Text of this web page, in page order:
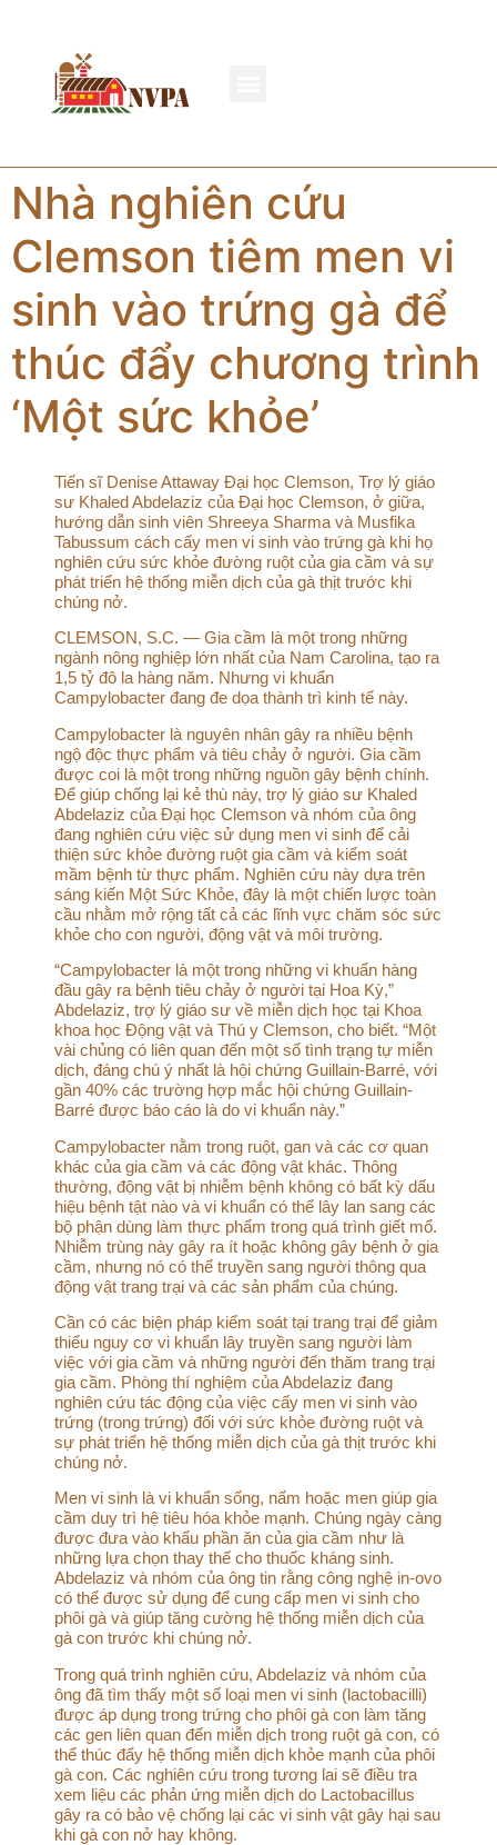
Nhà nghiên cứu
Clemson tiêm men vi
sinh vào trứng gà để
thúc đẩy chương trình
‘Một sức khỏe’
Tiến sĩ Denise Attaway Đại học Clemson, Trợ lý giáo
sư Khaled Abdelaziz của Đại học Clemson, ở giữa,
hướng dẫn sinh viên Shreeya Sharma và Musfika
Tabussum cách cấy men vi sinh vào trứng gà khi họ
nghiên cứu sức khỏe đường ruột của gia cầm và sự
phát triển hệ thống miễn dịch của gà thịt trước khi
chúng nở.
CLEMSON, S.C. — Gia cầm là một trong những
ngành nông nghiệp lớn nhất của Nam Carolina, tạo ra
1,5 tỷ đô la hàng năm. Nhưng vi khuẩn
Campylobacter đang đe dọa thành trì kinh tế này.
Campylobacter là nguyên nhân gây ra nhiều bệnh
ngộ độc thực phẩm và tiêu chảy ở người. Gia cầm
được coi là một trong những nguồn gây bệnh chính.
Để giúp chống lại kẻ thù này, trợ lý giáo sư Khaled
Abdelaziz của Đại học Clemson và nhóm của ông
đang nghiên cứu việc sử dụng men vi sinh để cải
thiện sức khỏe đường ruột gia cầm và kiểm soát
mầm bệnh từ thực phẩm. Nghiên cứu này dựa trên
sáng kiến Một Sức Khỏe, đây là một chiến lược toàn
cầu nhằm mở rộng tất cả các lĩnh vực chăm sóc sức
khỏe cho con người, động vật và môi trường.
“Campylobacter là một trong những vi khuẩn hàng
đầu gây ra bệnh tiêu chảy ở người tại Hoa Kỳ,”
Abdelaziz, trợ lý giáo sư về miễn dịch học tại Khoa
khoa học Động vật và Thú y Clemson, cho biết. “Một
vài chủng có liên quan đến một số tình trạng tự miễn
dịch, đáng chú ý nhất là hội chứng Guillain-Barré, với
gần 40% các trường hợp mắc hội chứng Guillain-
Barré được báo cáo là do vi khuẩn này.”
Campylobacter nằm trong ruột, gan và các cơ quan
khác của gia cầm và các động vật khác. Thông
thường, động vật bị nhiễm bệnh không có bất kỳ dấu
hiệu bệnh tật nào và vi khuẩn có thể lây lan sang các
bộ phận dùng làm thực phẩm trong quá trình giết mổ.
Nhiễm trùng này gây ra ít hoặc không gây bệnh ở gia
cầm, nhưng nó có thể truyền sang người thông qua
động vật trang trại và các sản phẩm của chúng.
Cần có các biện pháp kiểm soát tại trang trại để giảm
thiểu nguy cơ vi khuẩn lây truyền sang người làm
việc với gia cầm và những người đến thăm trang trại
gia cầm. Phòng thí nghiệm của Abdelaziz đang
nghiên cứu tác động của việc cấy men vi sinh vào
trứng (trong trứng) đối với sức khỏe đường ruột và
sự phát triển hệ thống miễn dịch của gà thịt trước khi
chúng nở.
Men vi sinh là vi khuẩn sống, nấm hoặc men giúp gia
cầm duy trì hệ tiêu hóa khỏe mạnh. Chúng ngày càng
được đưa vào khẩu phần ăn của gia cầm như là
những lựa chọn thay thế cho thuốc kháng sinh.
Abdelaziz và nhóm của ông tin rằng công nghệ in-ovo
có thể được sử dụng để cung cấp men vi sinh cho
phôi gà và giúp tăng cường hệ thống miễn dịch của
gà con trước khi chúng nở.
Trong quá trình nghiên cứu, Abdelaziz và nhóm của
ông đã tìm thấy một số loại men vi sinh (lactobacilli)
được áp dụng trong trứng cho phôi gà con làm tăng
các gen liên quan đến miễn dịch trong ruột gà con, có
thể thúc đẩy hệ thống miễn dịch khỏe mạnh của phôi
gà con. Các nghiên cứu trong tương lai sẽ điều tra
xem liệu các phản ứng miễn dịch do Lactobacillus
gây ra có bảo vệ chống lại các vi sinh vật gây hại sau
khi gà con nở hay không.